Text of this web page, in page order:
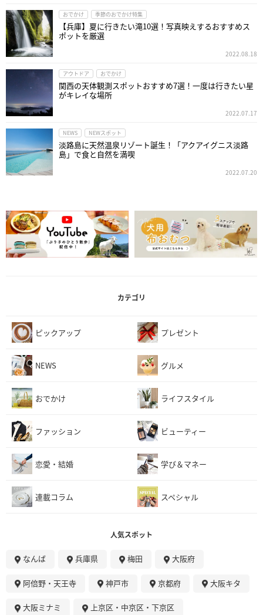
おでかけ 季節のおでかけ特集
【兵庫】夏に行きたい滝10選！写真映えするおすすめス
ポットを厳選
2022.08.18
アウトドア おでかけ
関西の天体観測スポットおすすめ7選！一度は行きたい星
がキレイな場所
2022.07.17
NEWS NEWスポット
淡路島に天然温泉リゾート誕生！「アクアイグニス淡路
島」で食と自然を満喫
2022.07.20
カテゴリ
ピックアップ プレゼント
NEWS グルメ
おでかけ ライフスタイル
ファッション ビューティー
恋愛・結婚 学び＆マネー
連載コラム スペシャル
人気スポット
なんば 兵庫県 梅田 大阪府
阿倍野・天王寺 神戸市 京都府 大阪キタ
大阪ミナミ 上京区・中京区・下京区